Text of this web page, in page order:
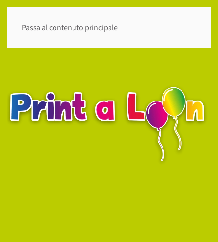
Passa al contenuto principale